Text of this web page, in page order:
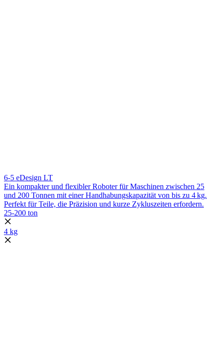
6-5 eDesign LT
Ein kompakter und flexibler Roboter für Maschinen zwischen 25
und 200 Tonnen mit einer Handhabungskapazität von bis zu 4 kg.
Perfekt für Teile, die Präzision und kurze Zykluszeiten erfordern.
25-200 ton
4 kg